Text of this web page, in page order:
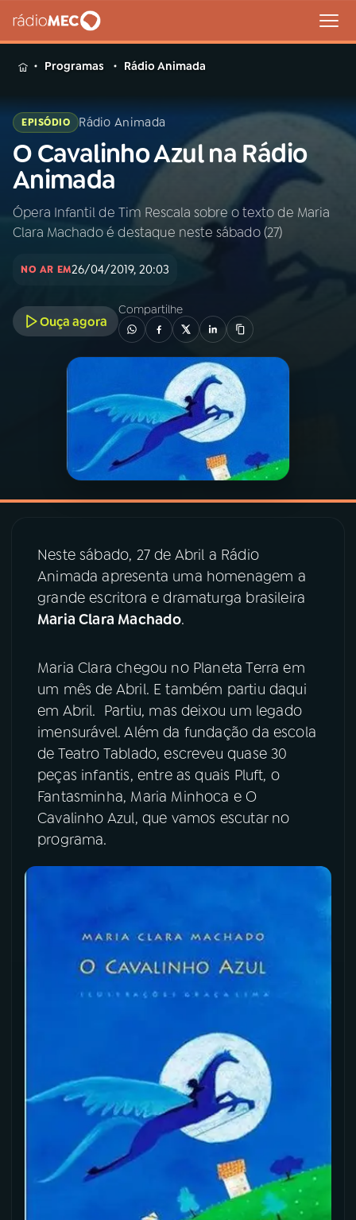
MENU
Buscar
na
Rádio
MEC
Buscar
Início AO VIVO
PROGRAMAÇÃO
PROGRAMAS
05PODCASTS
06VIDEOCASTS
07ÚLTIMAS
ACOMPANHE A RÁDIO MEC
YouTube Facebook
Instagram
TikTok
Programas Rádio Animada
EPISÓDIO Rádio Animada
O Cavalinho Azul na Rádio
Animada
Ópera Infantil de Tim Rescala sobre o texto de Maria
Clara Machado é destaque neste sábado (27)
NO AR EM26/04/2019, 20:03
Ouça agora
Compartilhe
Neste sábado, 27 de Abril a Rádio
Animada apresenta uma homenagem a
grande escritora e dramaturga brasileira
Maria Clara Machado.
Maria Clara chegou no Planeta Terra em
um mês de Abril. E também partiu daqui
em Abril. Partiu, mas deixou um legado
imensurável. Além da fundação da escola
de Teatro Tablado, escreveu quase 30
peças infantis, entre as quais Pluft, o
Fantasminha, Maria Minhoca e O
Cavalinho Azul, que vamos escutar no
programa.